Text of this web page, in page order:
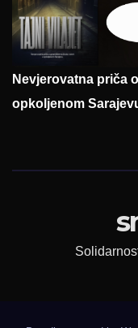
Nevjerovatna priča
opkoljenom